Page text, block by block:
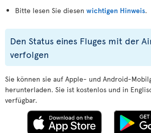
Bitte lesen Sie diesen wichtigen Hinweis.
Den Status eines Fluges mit der
verfolgen
Sie können sie auf Apple- und Android-
herunterladen. Sie ist kostenlos und in
verfügbar.